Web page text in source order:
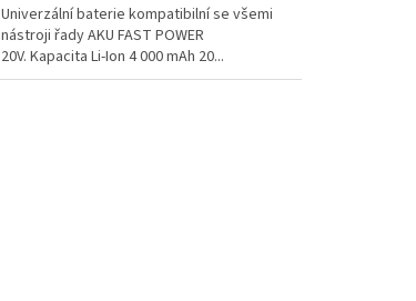
Univerzální baterie kompatibilní se všemi
nástroji řady AKU FAST POWER
20V. Kapacita Li-Ion 4 000 mAh 20...